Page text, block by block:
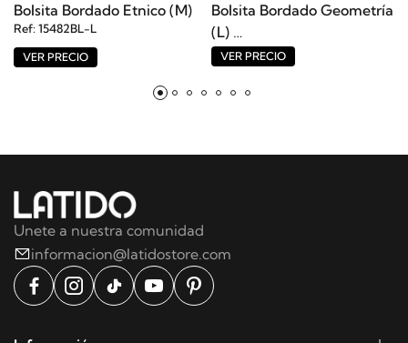
Bolsita Bordado Etnico (M)
Ref: 15482BL-L
VER PRECIO
Bolsita Bordado Geometría
(L)
Ref: 15484BL-L
VER PRECIO
Unete a nuestra comunidad
informacion@latidostore.com